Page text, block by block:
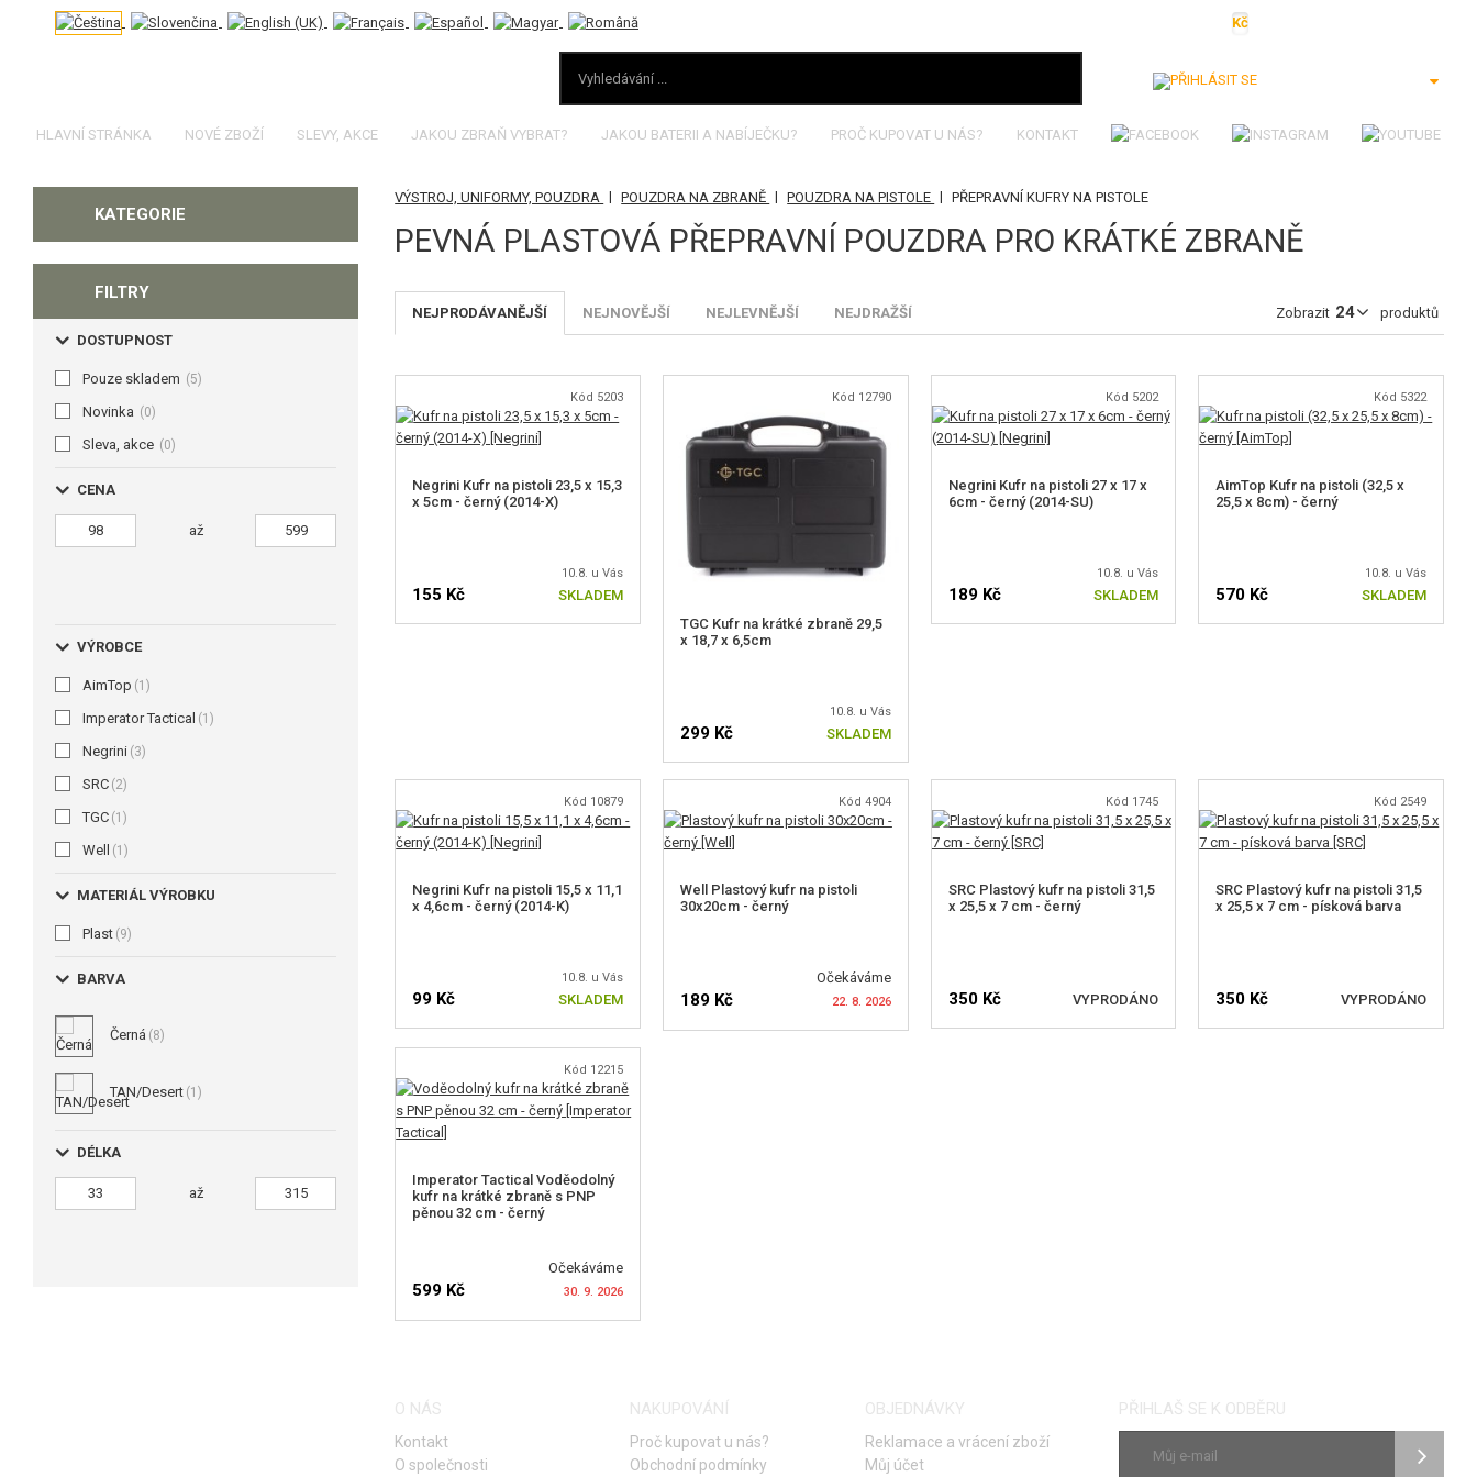
Kč
HLAVNÍ STRÁNKA NOVÉ ZBOŽÍ SLEVY, AKCE JAKOU ZBRAŇ VYBRAT? JAKOU BATERII A NABÍJEČKU? PROČ KUPOVAT U NÁS? KONTAKT
KATEGORIE
FILTRY
DOSTUPNOST
Pouze skladem (5)
Novinka (0)
Sleva, akce (0)
CENA
až
VÝROBCE
AimTop (1)
Imperator Tactical (1)
Negrini (3)
SRC (2)
TGC (1)
Well (1)
MATERIÁL VÝROBKU
Plast (9)
BARVA
Černá (8)
TAN/Desert (1)
DÉLKA
až
VÝSTROJ, UNIFORMY, POUZDRA | POUZDRA NA ZBRANĚ | POUZDRA NA PISTOLE | PŘEPRAVNÍ KUFRY NA PISTOLE
PEVNÁ PLASTOVÁ PŘEPRAVNÍ POUZDRA PRO KRÁTKÉ ZBRANĚ
Zobrazit produktů
NEJPRODÁVANĚJŠÍ NEJNOVĚJŠÍ NEJLEVNĚJŠÍ NEJDRAŽŠÍ
Kód 5203
Negrini Kufr na pistoli 23,5 x 15,3
x 5cm - černý (2014-X)
10.8. u Vás
155 Kč SKLADEM
Kód 12790
TGC Kufr na krátké zbraně 29,5
x 18,7 x 6,5cm
10.8. u Vás
299 Kč SKLADEM
Kód 5202
Negrini Kufr na pistoli 27 x 17 x
6cm - černý (2014-SU)
10.8. u Vás
189 Kč SKLADEM
Kód 5322
AimTop Kufr na pistoli (32,5 x
25,5 x 8cm) - černý
10.8. u Vás
570 Kč SKLADEM
Kód 10879
Negrini Kufr na pistoli 15,5 x 11,1
x 4,6cm - černý (2014-K)
10.8. u Vás
99 Kč SKLADEM
Kód 4904
Well Plastový kufr na pistoli
30x20cm - černý
Očekáváme
189 Kč 22. 8. 2026
Kód 1745
SRC Plastový kufr na pistoli 31,5
x 25,5 x 7 cm - černý
350 Kč VYPRODÁNO
Kód 2549
SRC Plastový kufr na pistoli 31,5
x 25,5 x 7 cm - písková barva
350 Kč VYPRODÁNO
Kód 12215
Imperator Tactical Voděodolný
kufr na krátké zbraně s PNP
pěnou 32 cm - černý
Očekáváme
599 Kč 30. 9. 2026
O NÁS
Kontakt
O společnosti
NAKUPOVÁNÍ
Proč kupovat u nás?
Obchodní podmínky
OBJEDNÁVKY
Reklamace a vrácení zboží
Můj účet
PŘIHLAŠ SE K ODBĚRU